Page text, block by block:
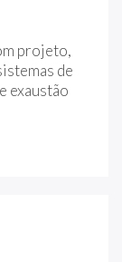
projeto,
de
exaustão